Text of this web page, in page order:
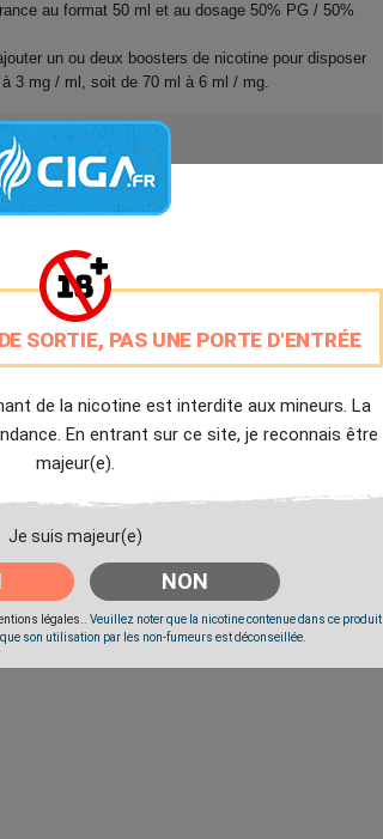
SORTIE, PAS UNE PORTE D'ENTRÉE
de la nicotine est interdite aux mineurs. La
En entrant sur ce site, je reconnais être
majeur(e).
Je suis majeur(e)
NON
légales.
. Veuillez noter que la nicotine contenue dans ce produit
son utilisation par les non-fumeurs est déconseillée.
au format 50 ml et au dosage 50% PG / 50%
un ou deux boosters de nicotine pour disposer
3 mg / ml, soit de 70 ml à 6 ml / mg.
10
client de Ciga.fr
Offerte
Immédiate
passée avant 14h
à partir du Lundi 10 Août 2026.